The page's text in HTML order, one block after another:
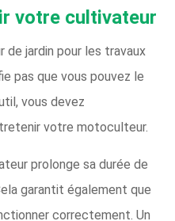
votre cultivateur
de jardin pour les travaux
pas que vous pouvez le
vous devez
votre motoculteur.
prolonge sa durée de
garantit également que
correctement. Un